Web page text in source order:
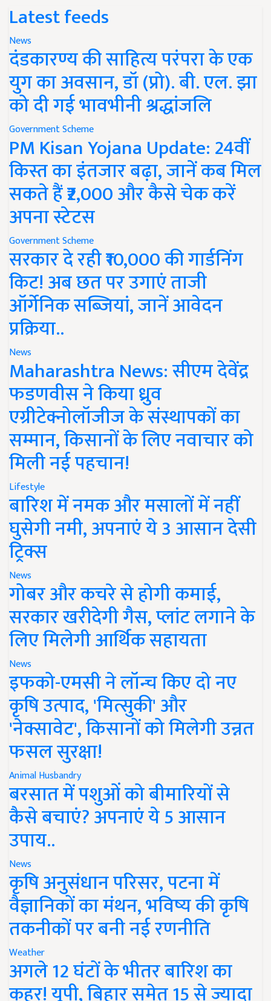
Latest feeds
News
दंडकारण्य की साहित्य परंपरा के एक
युग का अवसान, डॉ (प्रो). बी. एल. झा
को दी गई भावभीनी श्रद्धांजलि
Government Scheme
PM Kisan Yojana Update: 24वीं
किस्त का इंतजार बढ़ा, जानें कब मिल
सकते हैं ₹2,000 और कैसे चेक करें
अपना स्टेटस
Government Scheme
सरकार दे रही ₹10,000 की गार्डनिंग
किट! अब छत पर उगाएं ताजी
ऑर्गेनिक सब्जियां, जानें आवेदन
प्रक्रिया..
News
Maharashtra News: सीएम देवेंद्र
फडणवीस ने किया ध्रुव
एग्रीटेक्नोलॉजीज के संस्थापकों का
सम्मान, किसानों के लिए नवाचार को
मिली नई पहचान!
Lifestyle
बारिश में नमक और मसालों में नहीं
घुसेगी नमी, अपनाएं ये 3 आसान देसी
ट्रिक्स
News
गोबर और कचरे से होगी कमाई,
सरकार खरीदेगी गैस, प्लांट लगाने के
लिए मिलेगी आर्थिक सहायता
News
इफको-एमसी ने लॉन्च किए दो नए
कृषि उत्पाद, 'मित्सुकी' और
'नेक्सावेट', किसानों को मिलेगी उन्नत
फसल सुरक्षा!
Animal Husbandry
बरसात में पशुओं को बीमारियों से
कैसे बचाएं? अपनाएं ये 5 आसान
उपाय..
News
कृषि अनुसंधान परिसर, पटना में
वैज्ञानिकों का मंथन, भविष्य की कृषि
तकनीकों पर बनी नई रणनीति
Weather
अगले 12 घंटों के भीतर बारिश का
कहर! यूपी, बिहार समेत 15 से ज्यादा